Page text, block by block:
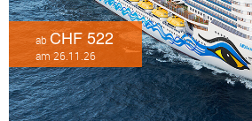
ab CHF 522
am 26.11.26